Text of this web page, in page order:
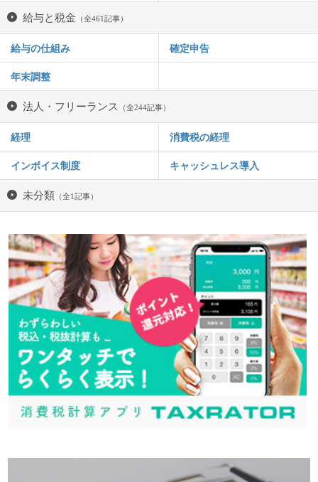
給与と税金 （全461記事）
給与の仕組み 確定申告
年末調整
法人・フリーランス （全244記事）
経理 消費税の経理
インボイス制度 キャッシュレス導入
未分類 （全1記事）